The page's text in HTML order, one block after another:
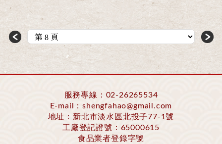
● 香酥美味，老少咸宜讓人愛不釋手！
● 特選鮮魚精製，絕不添加防腐劑。
＜ ＞
服務專線： 02-26265534
E-mail：shengfahao@gmail.com
地址：新北市淡水區北投子77-1號
工廠登記證號：65000615
食品業者登錄字號